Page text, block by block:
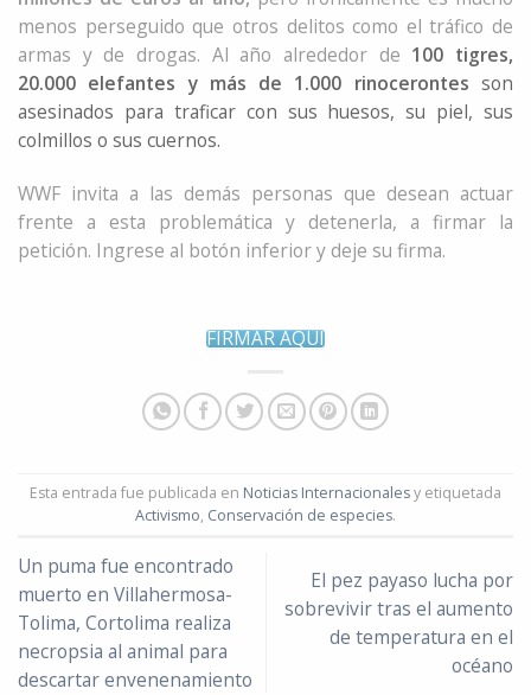
menos perseguido que otros delitos como el tráfico de
armas y de drogas. Al año alrededor de 100 tigres,
20.000 elefantes y más de 1.000 rinocerontes son
asesinados para traficar con sus huesos, su piel, sus
colmillos o sus cuernos.
WWF invita a las demás personas que desean actuar
frente a esta problemática y detenerla, a firmar la
petición. Ingrese al botón inferior y deje su firma.
FIRMAR AQUÍ
Esta entrada fue publicada en Noticias Internacionalesy etiquetada
Activismo, Conservación de especies.
Un puma fue encontrado
muerto en Villahermosa-
Tolima, Cortolima realiza
necropsia al animal para
descartar envenenamiento
El pez payaso lucha por
sobrevivir tras el aumento
de temperatura en el
océano